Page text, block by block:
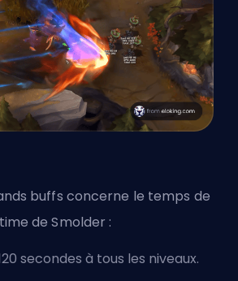
buffs concerne le temps de
de Smolder :
secondes à tous les niveaux.